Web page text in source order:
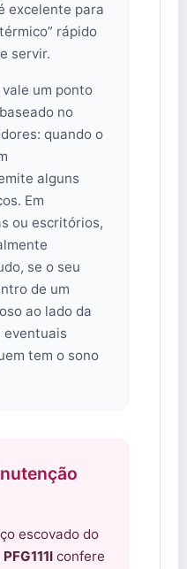
excelente para
rápido
servir.
um ponto
no
quando o
alguns
Em
ou escritórios,
se o seu
de um
ao lado da
eventuais
tem o sono
escovado do
confere